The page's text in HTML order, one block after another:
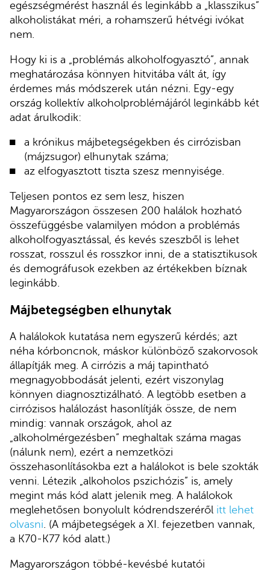
egészségmérést használ és leginkább a „klasszikus”
alkoholistákat méri, a rohamszerű hétvégi ivókat
nem.
Hogy ki is a „problémás alkoholfogyasztó”, annak
meghatározása könnyen hitvitába vált át, így
érdemes más módszerek után nézni. Egy-egy
ország kollektív alkoholproblémájáról leginkább két
adat árulkodik:
a krónikus májbetegségekben és cirrózisban
(májzsugor) elhunytak száma;
az elfogyasztott tiszta szesz mennyisége.
Teljesen pontos ez sem lesz, hiszen
Magyarországon összesen 200 halálok hozható
összefüggésbe valamilyen módon a problémás
alkoholfogyasztással, és kevés szeszből is lehet
rosszat, rosszul és rosszkor inni, de a statisztikusok
és demográfusok ezekben az értékekben bíznak
leginkább.
Májbetegségben elhunytak
A halálokok kutatása nem egyszerű kérdés; azt
néha kórboncnok, máskor különböző szakorvosok
állapítják meg. A cirrózis a máj tapintható
megnagyobbodását jelenti, ezért viszonylag
könnyen diagnosztizálható. A legtöbb esetben a
cirrózisos halálozást hasonlítják össze, de nem
mindig: vannak országok, ahol az
„alkoholmérgezésben” meghaltak száma magas
(nálunk nem), ezért a nemzetközi
összehasonlításokba ezt a halálokot is bele szokták
venni. Létezik „alkoholos pszichózis” is, amely
megint más kód alatt jelenik meg. A halálokok
meglehetősen bonyolult kódrendszeréről itt lehet
olvasni. (A májbetegségek a XI. fejezetben vannak,
a K70-K77 kód alatt.)
Magyarországon többé-kevésbé kutatói